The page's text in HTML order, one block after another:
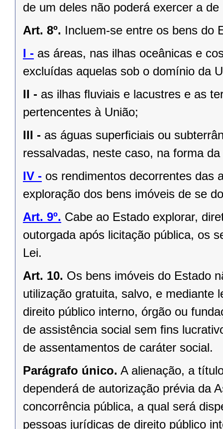
de um deles não poderá exercer a de
Art. 8º. Incluem-se entre os bens do
I - as áreas, nas ilhas oceânicas e
excluídas aquelas sob o domínio da
II - as ilhas ﬂuviais e lacustres e as
pertencentes à União;
III - as águas superﬁciais ou
ressalvadas, neste caso, na forma
IV - os rendimentos decorrentes das
exploração dos bens imóveis de se
Art. 9º. Cabe ao Estado explorar,
outorgada após licitação pública, os
Lei.
Art. 10. Os bens imóveis do Estado
utilização gratuita, salvo, e mediante
direito público interno, órgão ou
de assistência social sem ﬁns
de assentamentos de caráter social.
Parágrafo único. A alienação, a
dependerá de autorização prévia da
concorrência pública, a qual será
pessoas jurídicas de direito público